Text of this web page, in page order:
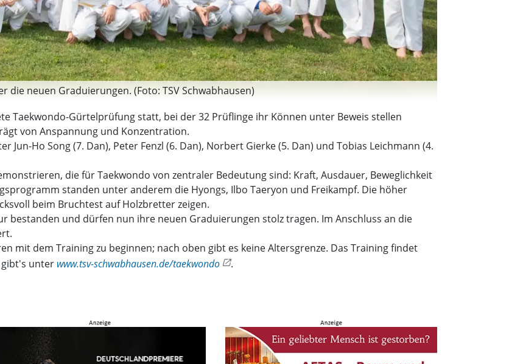
neuen Graduierungen. (Foto: TSV Schwabhausen)
Taekwondo-Gürtelprüfung statt, bei der 32 Prüflinge ihr Können unter Beweis stellen
von Anspannung und Konzentration.
Ho Song (7. Dan), Peter Fenzl (6. Dan), Norbert Gierke (5. Dan) und Tobias Leichmann (4.
die für Taekwondo von zentraler Bedeutung sind: Kraft, Ausdauer, Beweglichkeit
standen unter anderem die Hyongs, Ilbo Taeryon und Freikampf. Die höher
beim Bruchtest auf Holzbretter zeigen.
bestanden und dürfen nun ihre neuen Graduierungen stolz tragen. Im Anschluss an die
mit dem Training zu beginnen; nach oben gibt es keine Altersgrenze. Das Training findet
unter www.tsv-schwabhausen.de/taekwondo .